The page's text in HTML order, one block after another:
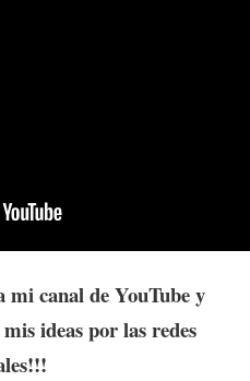
mi canal de YouTube y
ideas por las redes